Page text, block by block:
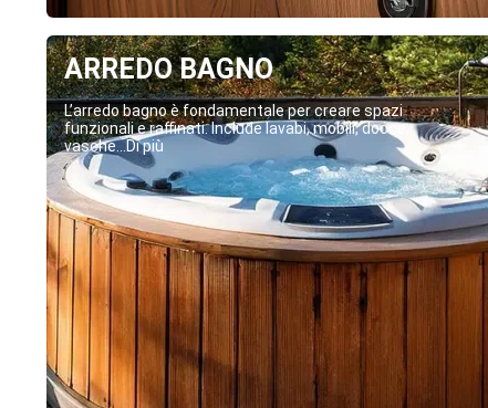
ARREDO BAGNO
L’arredo bagno è fondamentale per creare spazi
funzionali e raffinati. Include lavabi, mobili, docce,
vasche...Di più